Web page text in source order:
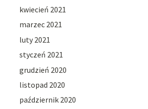
kwiecień 2021
marzec 2021
luty 2021
styczeń 2021
grudzień 2020
listopad 2020
październik 2020